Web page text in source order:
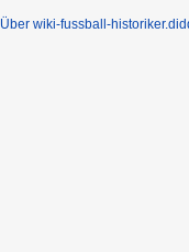
Über wiki-fussball-